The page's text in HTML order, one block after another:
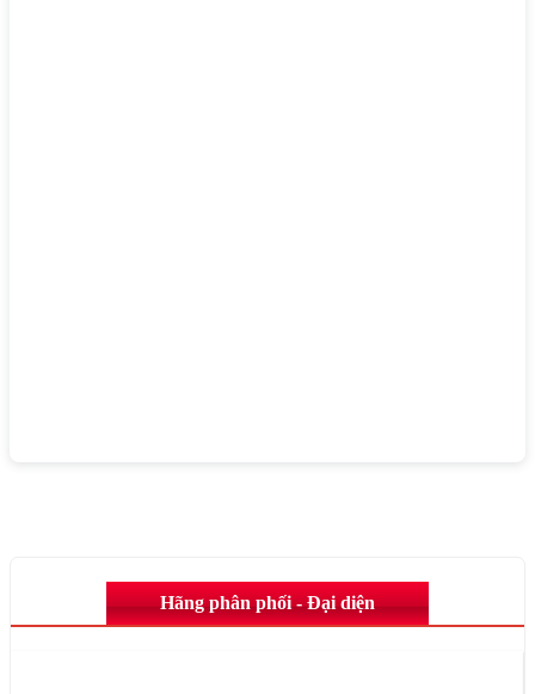
Hãng phân phối - Đại diện